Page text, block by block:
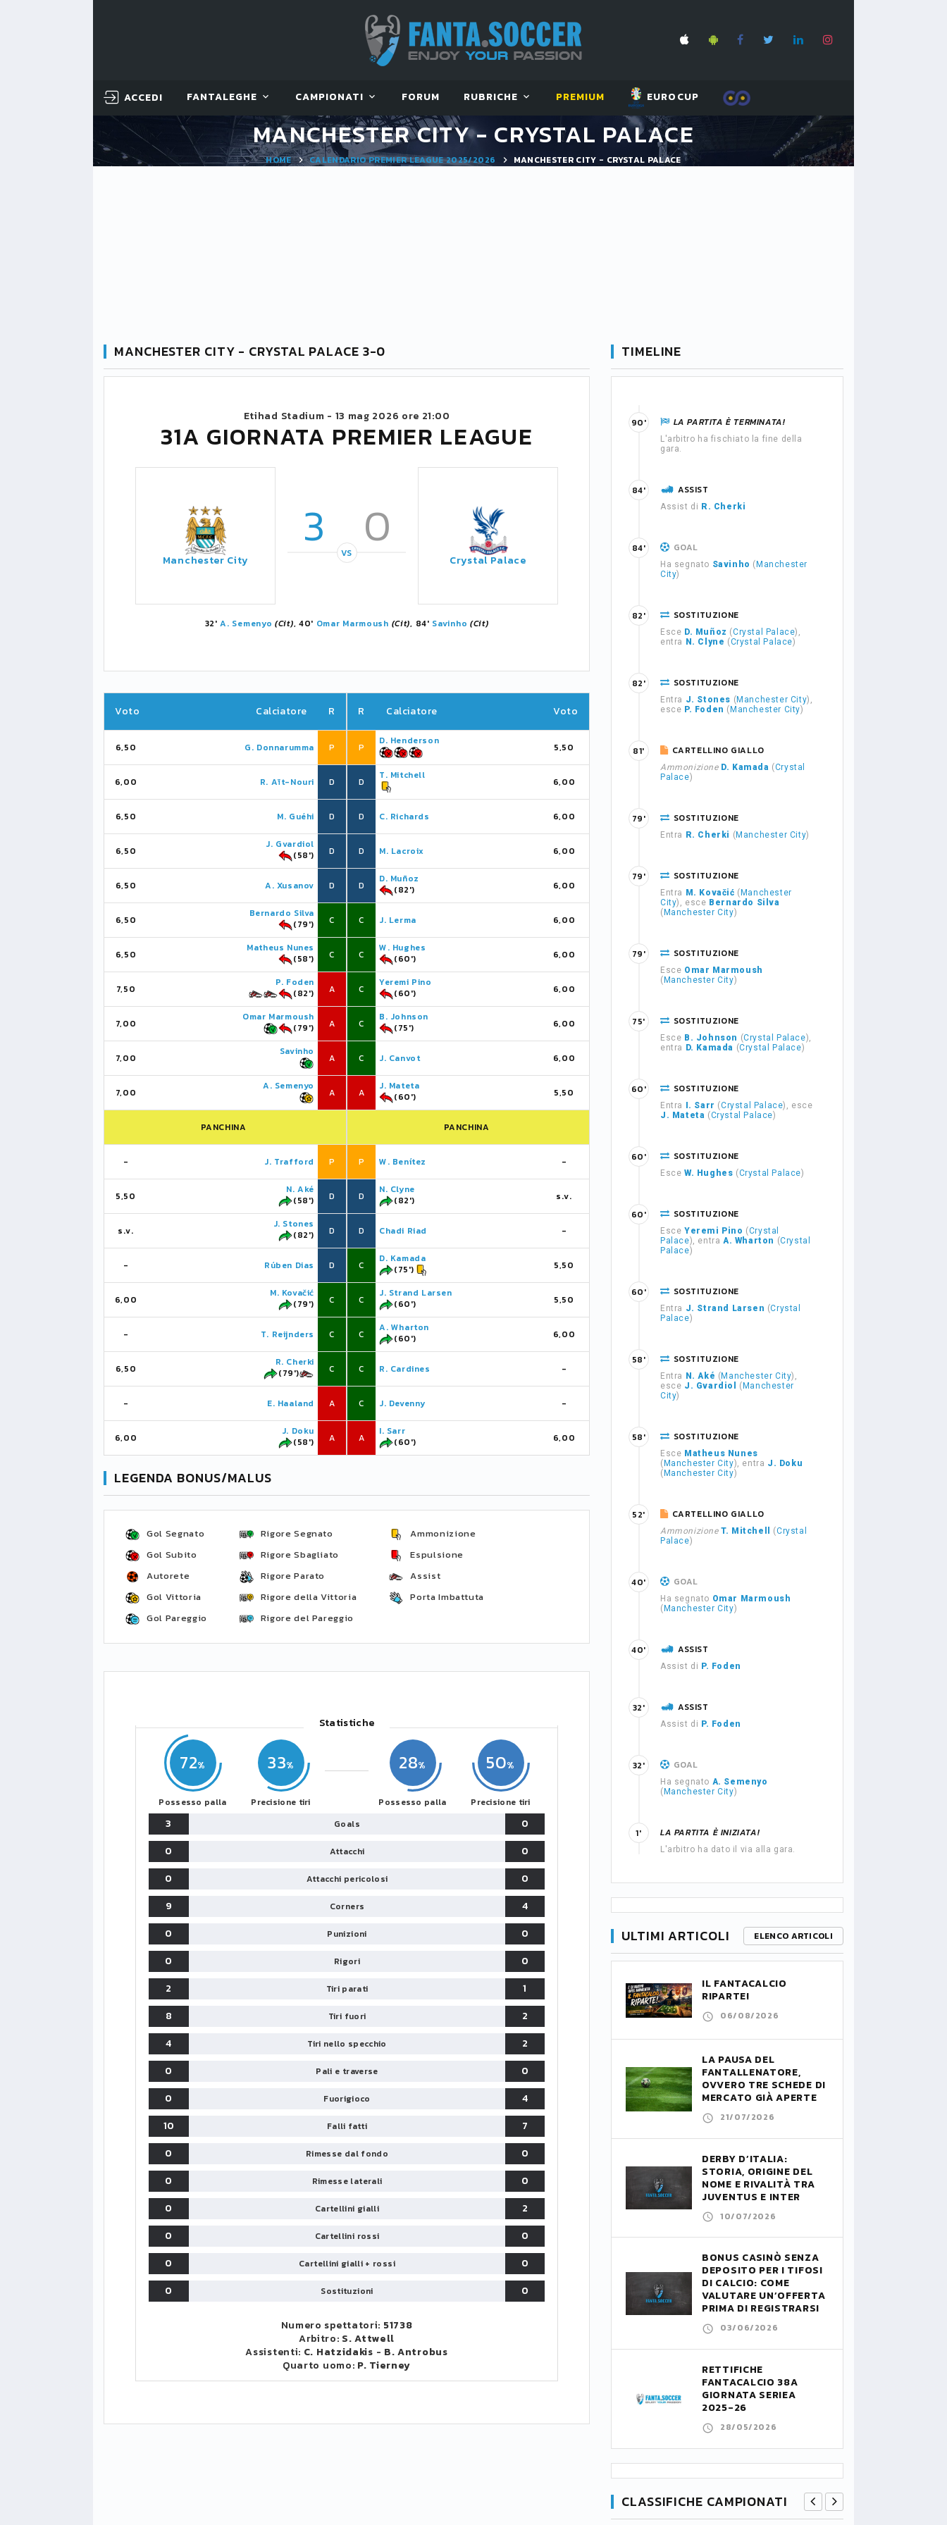
ACCEDI FANTALEGHE CAMPIONATI FORUM RUBRICHE PREMIUM EUROCUP
MANCHESTER CITY - CRYSTAL PALACE
HOME CALENDARIO PREMIER LEAGUE 2025/2026 MANCHESTER CITY - CRYSTAL PALACE
MANCHESTER CITY - CRYSTAL PALACE 3-0
Etihad Stadium - 13 mag 2026 ore 21:00
31A GIORNATA PREMIER LEAGUE
Manchester City
3 0
VS Crystal Palace
32'A. Semenyo (Cit), 40' Omar Marmoush (Cit), 84' Savinho (Cit)
Voto Calciatore R
6,50 G. Donnarumma P
6,00 R. Aït-Nouri D
6,50 M. Guéhi D
6,50
J. Gvardiol
(58')
D
6,50 A. Xusanov D
6,50
Bernardo Silva
(79')
C
6,50
Matheus Nunes
(58')
C
7,50
P. Foden
(82')
A
7,00
Omar Marmoush
(79')
A
7,00
Savinho
A
7,00
A. Semenyo
A
PANCHINA
- J. Trafford P
5,50
N. Aké
(58')
D
s.v.
J. Stones
(82')
D
- Rúben Dias D
6,00
M. Kovačić
(79')
C
- T. Reijnders C
6,50
R. Cherki
(79')
C
- E. Haaland A
6,00
J. Doku
(58')
A
R Calciatore Voto
P
D. Henderson
5,50
D
T. Mitchell
6,00
D C. Richards 6,00
D M. Lacroix 6,00
D
D. Muñoz
(82')
6,00
C J. Lerma 6,00
C
W. Hughes
(60')
6,00
C
Yeremi Pino
(60')
6,00
C
B. Johnson
(75')
6,00
C J. Canvot 6,00
A
J. Mateta
(60')
5,50
PANCHINA
P W. Benítez -
D
N. Clyne
(82')
s.v.
D Chadi Riad -
C
D. Kamada
(75')
5,50
C
J. Strand Larsen
(60')
5,50
C
A. Wharton
(60')
6,00
C R. Cardines -
C J. Devenny -
A
I. Sarr
(60')
6,00
LEGENDA BONUS/MALUS
Gol Segnato
Gol Subito
Autorete
Gol Vittoria
Gol Pareggio
Rigore Segnato
Rigore Sbagliato
Rigore Parato
Rigore della Vittoria
Rigore del Pareggio
Ammonizione
Espulsione
Assist
Porta Imbattuta
Statistiche
72
Possesso palla
33
Precisione tiri
28
Possesso palla
50
Precisione tiri
3 Goals
0
0
Attacchi
0
0
Attacchi pericolosi
0
9
Corners
4
0
Punizioni
0
0
Rigori
0
2
Tiri parati
1
8
Tiri fuori
2
4
Tiri nello specchio
2
0
Pali e traverse
0
0
Fuorigioco
4
10
Falli fatti
7
0
Rimesse dal fondo
0
0
Rimesse laterali
0
0
Cartellini gialli
2
0
Cartellini rossi
0
0
Cartellini gialli + rossi
0
0
Sostituzioni 0
Numero spettatori: 51738
Arbitro: S. Attwell
Assistenti: C. Hatzidakis - B. Antrobus
Quarto uomo: P. Tierney
TIMELINE
LA PARTITA È TERMINATA!
L'arbitro ha fischiato la fine della
gara.
90'
ASSIST
Assist di R. Cherki
84'
GOAL
Ha segnato Savinho ( Manchester
City)
84'
SOSTITUZIONE
Esce D. Muñoz (Crystal Palace),
entra
N. Clyne (Crystal Palace)
82'
SOSTITUZIONE
Entra J. Stones ( Manchester City),
esce P. Foden ( Manchester City)
82'
CARTELLINO GIALLO
Ammonizione D. Kamada (Crystal
Palace)
81'
SOSTITUZIONE
Entra R. Cherki ( Manchester City)
79'
SOSTITUZIONE
Entra M. Kovačić ( Manchester
City), esce Bernardo Silva
( Manchester City)
79'
SOSTITUZIONE
Esce Omar Marmoush
( Manchester City)
79'
SOSTITUZIONE
Esce B. Johnson (Crystal Palace),
entra
D. Kamada (Crystal Palace)
75'
SOSTITUZIONE
Entra I. Sarr (Crystal Palace), esce
J. Mateta (Crystal Palace)
60'
SOSTITUZIONE
Esce W. Hughes (Crystal Palace)
60'
SOSTITUZIONE
Esce Yeremi Pino (Crystal
Palace), entraA. Wharton (Crystal
Palace)
60'
SOSTITUZIONE
Entra J. Strand Larsen (Crystal
Palace)
60'
SOSTITUZIONE
Entra N. Aké ( Manchester City),
esce J. Gvardiol ( Manchester
City)
58'
SOSTITUZIONE
Esce Matheus Nunes
( Manchester City), entra J. Doku
( Manchester City)
58'
CARTELLINO GIALLO
Ammonizione T. Mitchell (Crystal
Palace)
52'
GOAL
Ha segnato Omar Marmoush
( Manchester City)
40'
ASSIST
Assist di P. Foden
40'
ASSIST
Assist di P. Foden
32'
GOAL
Ha segnato A. Semenyo
( Manchester City)
32'
LA PARTITA È INIZIATA!
L'arbitro ha dato il via alla gara.
1'
ULTIMI ARTICOLI ELENCO ARTICOLI
IL FANTACALCIO
RIPARTE!
06/08/2026
LA PAUSA DEL
FANTALLENATORE,
OVVERO TRE SCHEDE DI
MERCATO GIÀ APERTE
21/07/2026
DERBY D’ITALIA:
STORIA, ORIGINE DEL
NOME E RIVALITÀ TRA
JUVENTUS E INTER
10/07/2026
BONUS CASINÒ SENZA
DEPOSITO PER I TIFOSI
DI CALCIO: COME
VALUTARE UN’OFFERTA
PRIMA DI REGISTRARSI
03/06/2026
RETTIFICHE
FANTACALCIO 38A
GIORNATA SERIEA
2025-26
28/05/2026
CLASSIFICHE CAMPIONATI